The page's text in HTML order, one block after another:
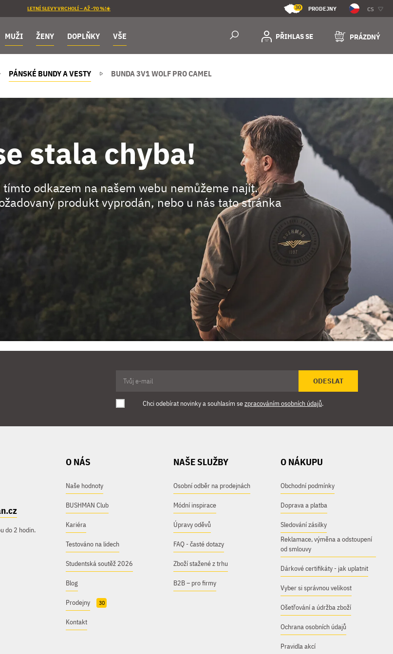
LETNÍ SLEVY VRCHOLÍ – AŽ -70 %!☀️ 30 PRODEJNY CS
MUŽI ŽENY DOPLŇKY VŠE PŘIHLAS SE PRÁZDNÝ
PÁNSKÉ BUNDY A VESTY BUNDA 3V1 WOLF PRO CAMEL
stala chyba!
odkazem na našem webu nemůžeme najít.
produkt vyprodán, nebo u nás tato stránka
ODESLAT
Chci odebírat novinky a souhlasím sezpracováním osobních údajů.
do 2 hodin.
O NÁS
Naše hodnoty
BUSHMAN Club
Kariéra
Testováno na lidech
Studentská soutěž 2026
Blog
Prodejny 30
Kontakt
NAŠE SLUŽBY
Osobní odběr na prodejnách
Módní inspirace
Úpravy oděvů
FAQ - časté dotazy
Zboží stažené z trhu
B2B – pro firmy
O NÁKUPU
Obchodní podmínky
Doprava a platba
Sledování zásilky
Reklamace, výměna a odstoupení
od smlouvy
Dárkové certifikáty - jak uplatnit
Vyber si správnou velikost
Ošetřování a údržba zboží
Ochrana osobních údajů
Pravidla akcí